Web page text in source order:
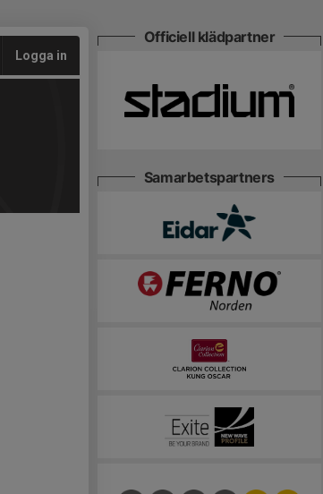
Logga in
Officiell klädpartner
Samarbetspartners